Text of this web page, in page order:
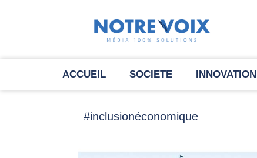
ACCUEIL SOCIETE INNOVATION
#inclusionéconomique